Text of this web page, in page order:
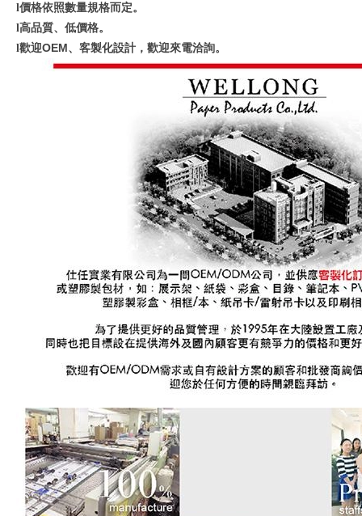
l價格依照數量規格而定。
l高品質、低價格。
l歡迎OEM、客製化設計，歡迎來電洽詢。